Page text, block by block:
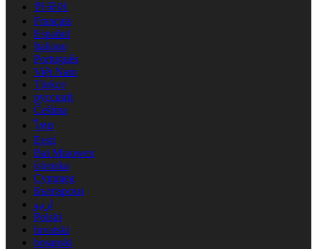
한국어
Français
Español
Italiano
Português
Việt Nam
Türkçe
русский
Čeština
ไทย
Eesti
Bai Miaowen
íslenska
Cymraeg
Български
اردو
Polski
hrvatski
bosanski